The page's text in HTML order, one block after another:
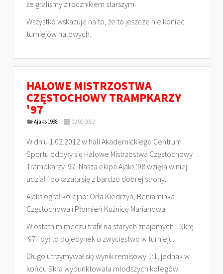
że graliśmy z rocznikiem starszym.
Wszystko wskazuje na to, że to jeszcze nie koniec
turniejów halowych.
HALOWE MISTRZOSTWA
CZĘSTOCHOWY TRAMPKARZY
'97
Ajaks 1998 02-02-2012
W dniu 1.02.2012 w hali Akademickiego Centrum
Sportu odbyły się Halowe Mistrzostwa Częstochowy
Trampkarzy '97. Nasza ekipa Ajaks '98 wzięła w niej
udział i pokazała się z bardzo dobrej strony.
Ajaks ograł kolejno: Orła Kiedrzyn, Beniaminka
Częstochowa i Płomień Kuźnicę Marianowa.
W ostatnim meczu trafił na starych znajomych - Skrę
'97 i był to pojedynek o zwycięstwo w turnieju.
Długo utrzymywał się wynik remisowy 1:1, jednak w
końcu Skra wypunktowała młodszych kolegów.